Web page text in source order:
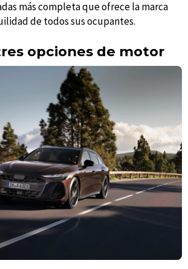
más completa que ofrece la marca
de todos sus ocupantes.
opciones de motor